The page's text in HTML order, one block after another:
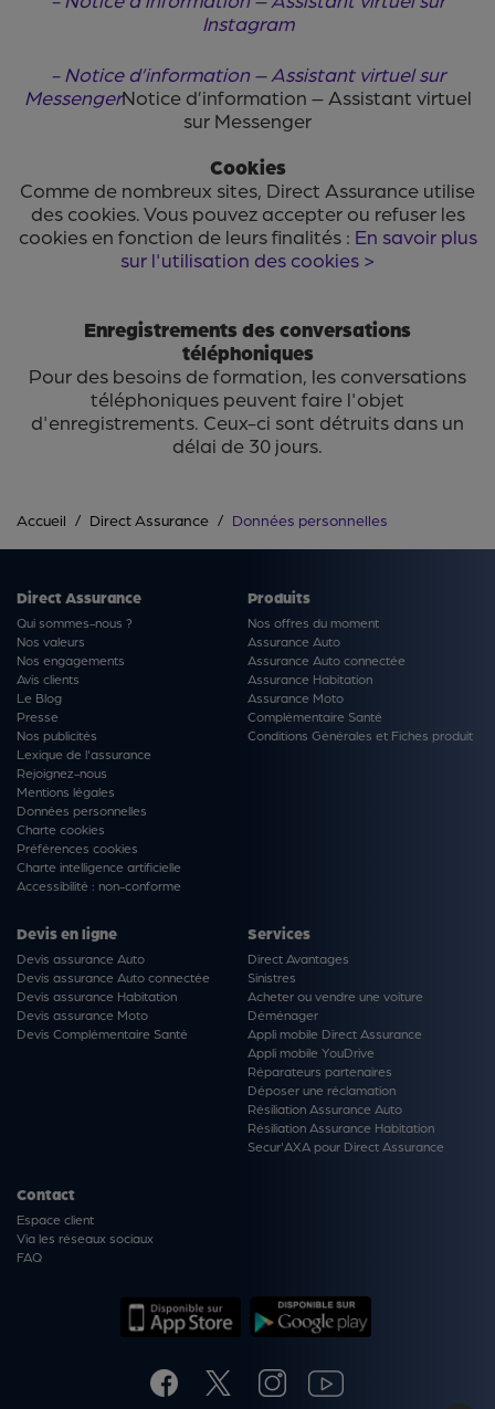
Instagram
- Notice d’information – Assistant virtuel sur
MessengerNotice d’information – Assistant virtuel
sur Messenger
Cookies
Comme de nombreux sites, Direct Assurance utilise
des cookies. Vous pouvez accepter ou refuser les
cookies en fonction de leurs finalités : En savoir plus
sur l'utilisation des cookies >
Enregistrements des conversations
téléphoniques
Pour des besoins de formation, les conversations
téléphoniques peuvent faire l'objet
d'enregistrements. Ceux-ci sont détruits dans un
délai de 30 jours.
Accueil Direct Assurance Données personnelles
Direct Assurance
Qui sommes-nous ?
Nos valeurs
Nos engagements
Avis clients
Le Blog
Presse
Nos publicités
Lexique de l'assurance
Rejoignez-nous
Mentions légales
Données personnelles
Charte cookies
Préférences cookies
Charte intelligence artificielle
Accessibilité : non-conforme
Produits
Nos offres du moment
Assurance Auto
Assurance Auto connectée
Assurance Habitation
Assurance Moto
Complémentaire Santé
Conditions Générales et Fiches produit
Devis en ligne
Devis assurance Auto
Devis assurance Auto connectée
Devis assurance Habitation
Devis assurance Moto
Devis Complémentaire Santé
Services
Direct Avantages
Sinistres
Acheter ou vendre une voiture
Déménager
Appli mobile Direct Assurance
Appli mobile YouDrive
Réparateurs partenaires
Déposer une réclamation
Résiliation Assurance Auto
Résiliation Assurance Habitation
Secur'AXA pour Direct Assurance
Contact
Espace client
Via les réseaux sociaux
FAQ